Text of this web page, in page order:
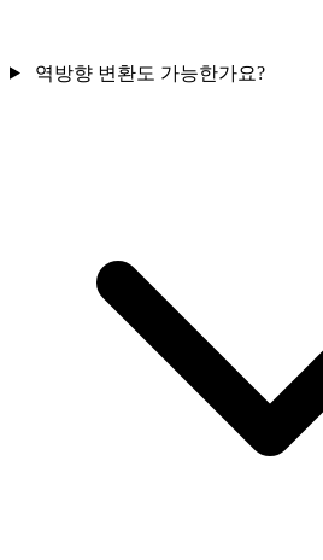
역방향 변환도 가능한가요?